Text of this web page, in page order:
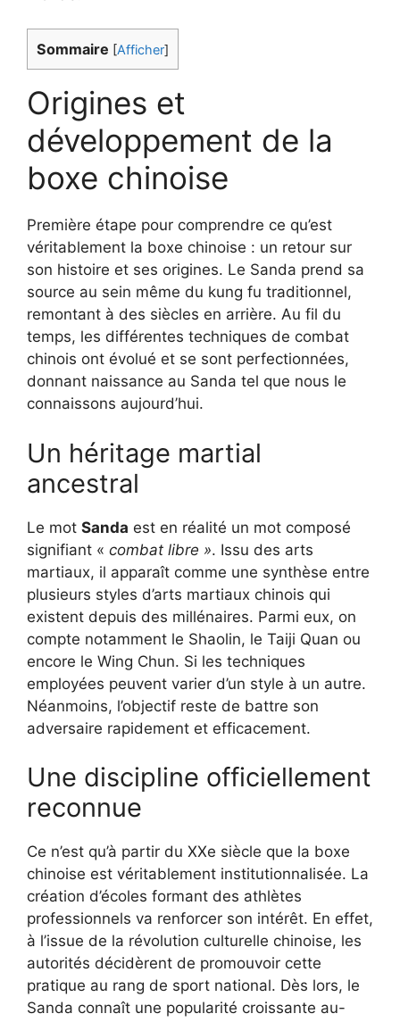
Sommaire [Afficher]
Origines et
développement de la
boxe chinoise
Première étape pour comprendre ce qu’est
véritablement la boxe chinoise : un retour sur
son histoire et ses origines. Le Sanda prend sa
source au sein même du kung fu traditionnel,
remontant à des siècles en arrière. Au fil du
temps, les différentes techniques de combat
chinois ont évolué et se sont perfectionnées,
donnant naissance au Sanda tel que nous le
connaissons aujourd’hui.
Un héritage martial
ancestral
Le mot Sanda est en réalité un mot composé
signifiant « combat libre ». Issu des arts
martiaux, il apparaît comme une synthèse entre
plusieurs styles d’arts martiaux chinois qui
existent depuis des millénaires. Parmi eux, on
compte notamment le Shaolin, le Taiji Quan ou
encore le Wing Chun. Si les techniques
employées peuvent varier d’un style à un autre.
Néanmoins, l’objectif reste de battre son
adversaire rapidement et efficacement.
Une discipline officiellement
reconnue
Ce n’est qu’à partir du XXe siècle que la boxe
chinoise est véritablement institutionnalisée. La
création d’écoles formant des athlètes
professionnels va renforcer son intérêt. En effet,
à l’issue de la révolution culturelle chinoise, les
autorités décidèrent de promouvoir cette
pratique au rang de sport national. Dès lors, le
Sanda connaît une popularité croissante au-